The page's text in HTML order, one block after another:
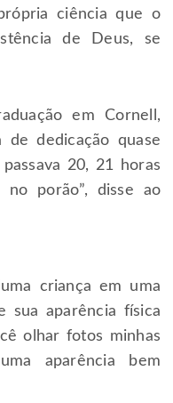
ciência que o
de Deus, se
em Cornell,
de dedicação quase
20, 21 horas
porão”, disse ao
criança em uma
sua aparência física
olhar fotos minhas
aparência bem